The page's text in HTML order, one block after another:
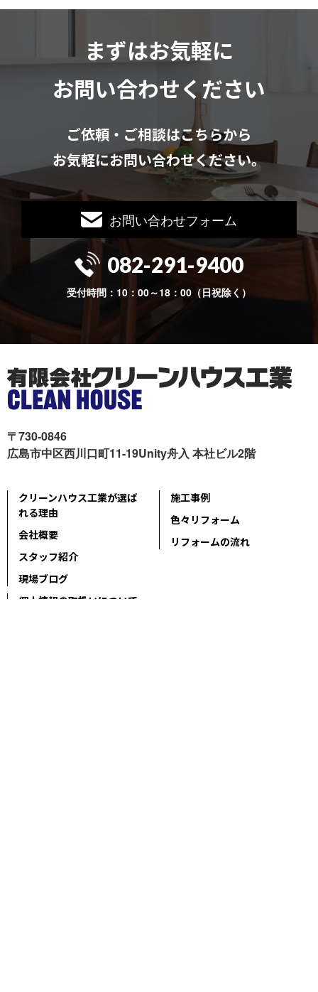
まずはお気軽に
お問い合わせください
ご依頼・ご相談はこちらから
お気軽にお問い合わせください。
お問い合わせフォーム
082-291-9400
受付時間：10：00～18：00（日祝除く）
〒730-0846
広島市中区西川口町11-19Unity舟入 本社ビル2階
クリーンハウス工業が選ば
れる理由
会社概要
スタッフ紹介
現場ブログ
施工事例
色々リフォーム
リフォームの流れ
個人情報の取扱いについて